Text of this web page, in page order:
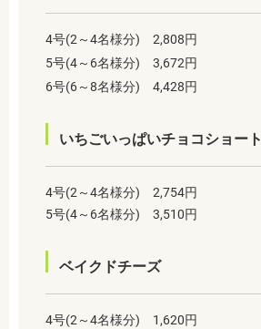
4号(2～4名様分) 2,808円
5号(4～6名様分) 3,672円
6号(6～8名様分) 4,428円
いちごいっぱいチョコショート
4号(2～4名様分) 2,754円
5号(4～6名様分) 3,510円
ベイクドチーズ
4号(2～4名様分) 1,620円